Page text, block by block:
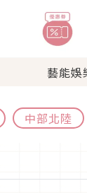
藝能娛
中部北陸